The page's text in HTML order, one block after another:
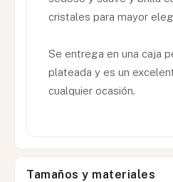
cristales para mayor
Se entrega en una caja
plateada y es un
cualquier ocasión.
Tamaños y materiales